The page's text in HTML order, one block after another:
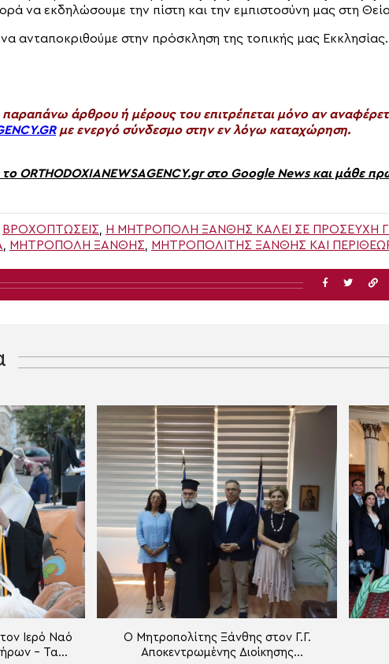
να εκδηλώσουμε την πίστη και την εμπιστοσύνη μας στη
ανταποκριθούμε στην πρόσκληση της τοπικής μας Εκκλησίας.
παραπάνω άρθρου ή μέρους του επιτρέπεται μόνο αν
με ενεργό σύνδεσμο στην εν λόγω καταχώρηση.
ORTHODOXIANEWSAGENCY.gr στο Google News και μάθε
ΒΡΟΧΟΠΤΏΣΕΙΣ, Η ΜΗΤΡΌΠΟΛΗ ΞΆΝΘΗΣ ΚΑΛΕΊ ΣΕ ΠΡΟΣΕΥΧΉ
, ΜΗΤΡΟΠΟΛΗ ΞΑΝΘΗΣ, ΜΗΤΡΟΠΟΛΊΤΗΣ ΞΆΝΘΗΣ ΚΑΙ
Ιερό Ναό
– Τα
Ο Μητροπολίτης Ξάνθης στον Γ.Γ.
Αποκεντρωμένης Διοίκησης